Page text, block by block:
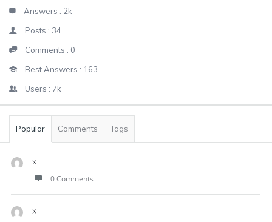
Answers : 2k
Posts : 34
Comments : 0
Best Answers : 163
Users : 7k
Popular Comments Tags
x
0 Comments
x